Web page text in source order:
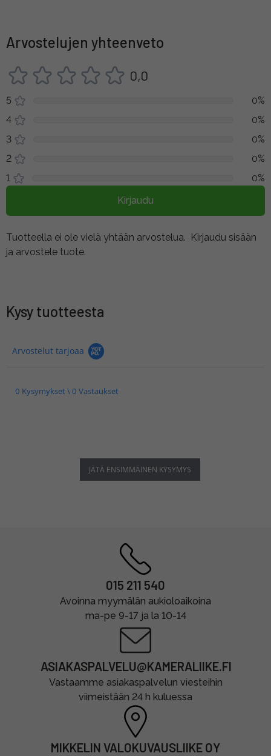
Arvostelujen yhteenveto
0,0
5
0%
4
0%
3
0%
2
0%
1
0%
Kirjaudu
Tuotteella ei ole vielä yhtään arvostelua. Kirjaudu sisään
ja arvostele tuote.
Kysy tuotteesta
Arvostelut tarjoaa
0 Kysymykset \ 0 Vastaukset
JÄTÄ ENSIMMÄINEN KYSYMYS
015 211 540
Avoinna myymälän aukioloaikoina
ma-pe 9-17 ja la 10-14
ASIAKASPALVELU@KAMERALIIKE.FI
Vastaamme asiakaspalvelun viesteihin
viimeistään 24 h kuluessa
MIKKELIN VALOKUVAUSLIIKE OY